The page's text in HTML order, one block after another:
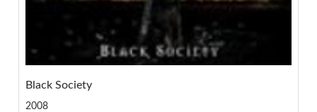
Black Society
2008